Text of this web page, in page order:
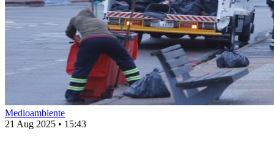
Medioambiente
21 Aug 2025 • 15:43